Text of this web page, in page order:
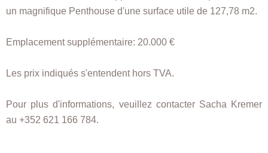
un magnifique Penthouse d'une surface utile de 127,78 m2.
Emplacement supplémentaire: 20.000 €
Les prix indiqués s'entendent hors TVA.
Pour plus d'informations, veuillez contacter Sacha Kremer
au +352 621 166 784.